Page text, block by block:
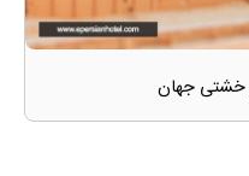
خشتی جهان